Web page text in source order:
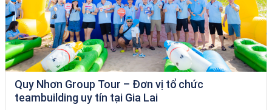
Quy Nhơn Group Tour – Đơn vị tổ chức
teambuilding uy tín tại Gia Lai